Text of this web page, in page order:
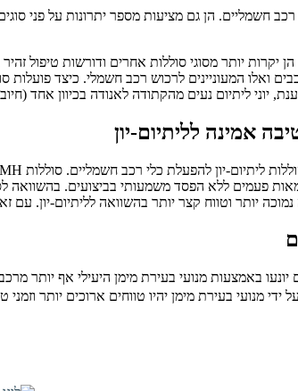
רכב חשמליים. הן גם מציעות מספר יתרונות על פני
הן יקרות יותר מסוגי סוללות אחרים ודורשות
ואלו המעוניינים לרכוש רכב חשמלי. כיצד פועלות
יוני ליתיום נעים מהקתודה לאנודה בכיוון אחד
אמינה לליתיום-יון
באמצעות מנועי בעירת מימן היעילי אף יותר
ידי מנועי בעירת מימן יהיו טווחים ארוכים יותר